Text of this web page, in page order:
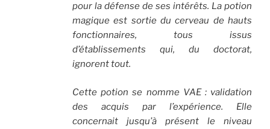
pour la défense de ses intérêts. La potion
magique est sortie du cerveau de hauts
fonctionnaires, tous issus
d’établissements qui, du doctorat,
ignorent tout.
Cette potion se nomme VAE : validation
des acquis par l’expérience. Elle
concernait jusqu’à présent le niveau